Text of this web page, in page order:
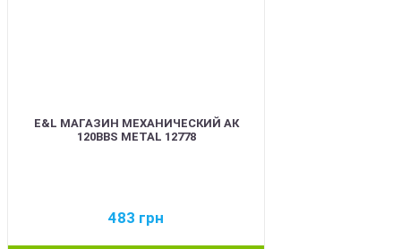
E&L МАГАЗИН МЕХАНИЧЕСКИЙ АК
120BBS METAL 12778
483 грн